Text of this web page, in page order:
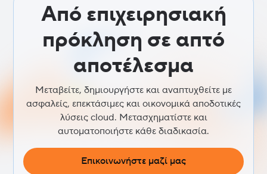
Από επιχειρησιακή
πρόκληση σε απτό
αποτέλεσμα
Μεταβείτε, δημιουργήστε και αναπτυχθείτε με
ασφαλείς, επεκτάσιμες και οικονομικά αποδοτικές
λύσεις cloud. Μετασχηματίστε και
αυτοματοποιήστε κάθε διαδικασία.
Επικοινωνήστε μαζί μας